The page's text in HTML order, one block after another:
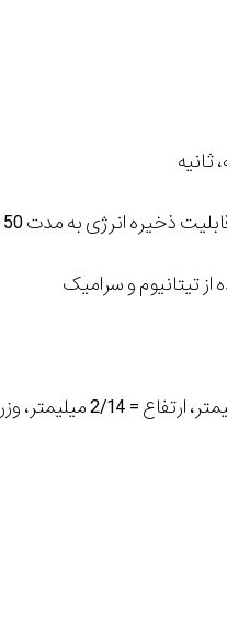
ثانیه
تیتانیوم و سرامیک